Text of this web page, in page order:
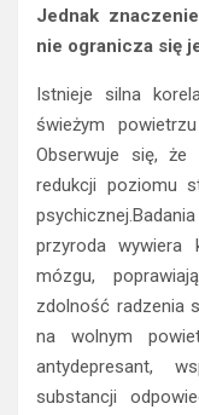
Jednak
nie ogranicza się
Istnieje silna
świeżym
Obserwuje się,
redukcji poziomu
przyroda wywiera
mózgu,
zdolność radzenia
na wolnym
antydepresant,
substancji